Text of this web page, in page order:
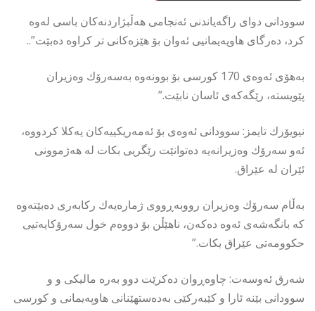
سوودانی دوای راگەیاندنی ئەنجامی هەڵبژاردنەكان باسی لەوە
كرد، دەرگای هاوپەیمانیی ئەوان بۆ هێزەكانی تر كراوە دەبێت”..
بەهۆی ئەوەی 170 كورسی بۆ بوونەوە بەسەرۆك وەزیران
پێویستە، رێگەكەی ئاسان نابێت.”
نیویۆرك تایمز: سوودانی ئەوەی بۆ ئەمەریكییەكان یەكلا كردووە،
ئەو سەرۆك وەزیرانەیە دەتوانێت رێگریی بكات لە هەژموونی
ئێران لە عێراق.
بەڵام سەرۆك وەزیران رووبەڕووی ژمارەیەك ركابەری دەبێتەوە
كە بانگەشەی ئەوە دەكەن، ناهێڵن بۆ دووەم خول سەرۆكایەتیی
حكوومەتی عێراق بكات.”
شەرق ئەوسەت: چاوەڕوان دەكرێت دوو بەرە مالیكی و و
سوودانی بێنە ئارا و كێبەركێی بەدەستهێنانی هاوپەیمانی و كورسی